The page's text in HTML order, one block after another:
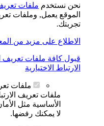
نحن نستخدم ملفات
الموقع يعمل, وملفات
تجربتك.
الاطلاع على مزيد من
قبول كافة ملفات تعريف
الارتباط الاختيارية
ملفات
ملفات تعريف
الأساسية مثل
لا يمكنك رفضها.